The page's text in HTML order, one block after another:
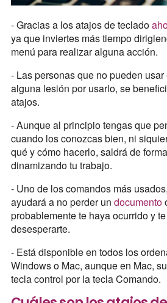
- Gracias a los atajos de teclado
ya que inviertes más tiempo
menú para realizar alguna acción.
- Las personas que no pueden
alguna lesión por usarlo, se
atajos.
- Aunque al principio tengas que
cuando los conozcas bien, ni
qué y cómo hacerlo, saldrá de
dinamizando tu trabajo.
- Uno de los comandos más
ayudará a no perder un documento
probablemente te haya ocurrido y
desesperarte.
- Está disponible en todos los
Windows o Mac, aunque en Mac,
tecla control por la tecla Comando.